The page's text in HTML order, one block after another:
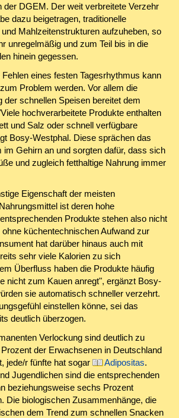
der DGEM. Der weit verbreitete Verzehr
dazu beigetragen, traditionelle
Mahlzeitenstrukturen aufzuheben, so
unregelmäßig und zum Teil bis in die
hinein gegessen.
eines festen Tagesrhythmus kann
Problem werden. Vor allem die
der schnellen Speisen bereitet dem
hochverarbeitete Produkte enthalten
und Salz oder schnell verfügbare
Bosy-Westphal. Diese sprächen das
im Gehirn an und sorgten dafür, dass sich
und zugleich fetthaltige Nahrung immer
Eigenschaft der meisten
ist deren hohe
Produkte stehen also nicht
küchentechnischen Aufwand zur
hat darüber hinaus auch mit
sehr viele Kalorien zu sich
Überfluss haben die Produkte häufig
nicht zum Kauen anregt", ergänzt Bosy-
sie automatisch schneller verzehrt.
einstellen könne, sei das
deutlich überzogen.
Verlockung sind deutlich zu
der Erwachsenen in Deutschland
jede/r fünfte hat sogar
Adipositas.
Jugendlichen sind die entsprechenden
beziehungsweise sechs Prozent
Die biologischen Zusammenhänge, die
dem Trend zum schnellen Snacken